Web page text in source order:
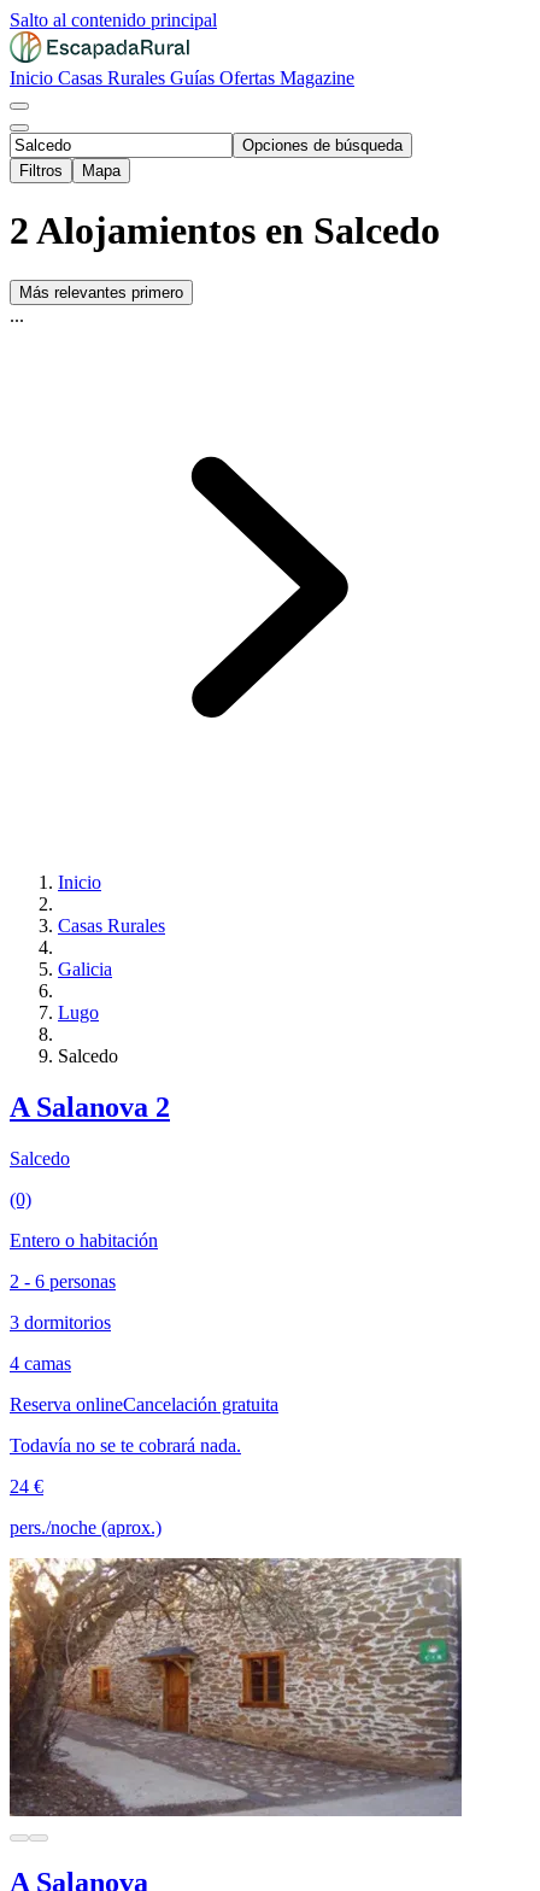
Salto al contenido principal
Inicio Casas Rurales Guías Ofertas Magazine
Opciones de búsqueda
Filtros
Mapa
2 Alojamientos en Salcedo
Más relevantes primero
...
Inicio
Casas Rurales
Galicia
Lugo
Salcedo
A Salanova 2
Salcedo
(0)
Entero o habitación
2 - 6 personas
3 dormitorios
4 camas
Reserva onlineCancelación gratuita
Todavía no se te cobrará nada.
24 €
pers./noche (aprox.)
A Salanova